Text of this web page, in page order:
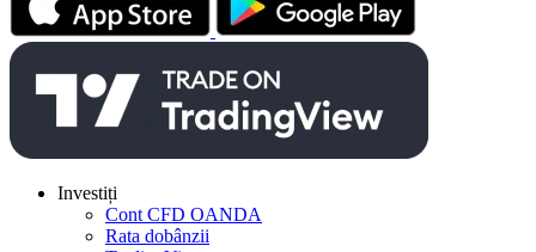
Investiți
Cont CFD OANDA
Rata dobânzii